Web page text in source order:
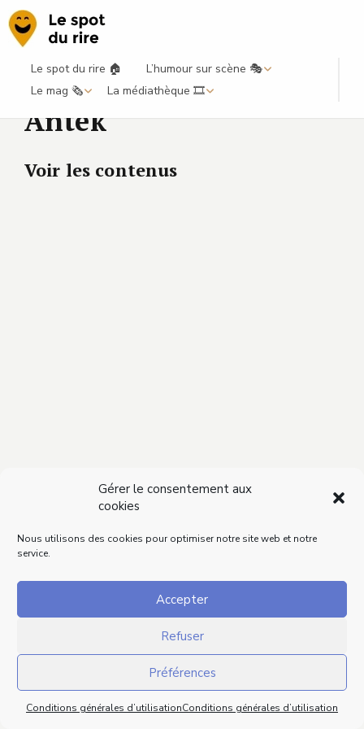
Gérer le consentement aux
cookies
Nous utilisons des cookies pour optimiser notre site web et notre
service.
Accepter
Refuser
Préférences
Conditions générales d’utilisationConditions générales d’utilisation
Le spot du rire 🏠
L’humour sur scène 🎭
Le mag 🗞️
La médiathèque 🎞️
Antek
Voir les contenus